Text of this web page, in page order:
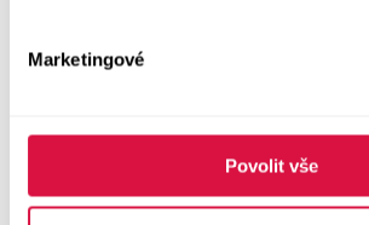
Marketingové
Povolit vše